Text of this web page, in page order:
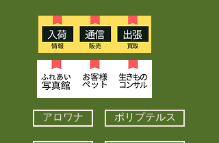
アロワナ ポリプテルス